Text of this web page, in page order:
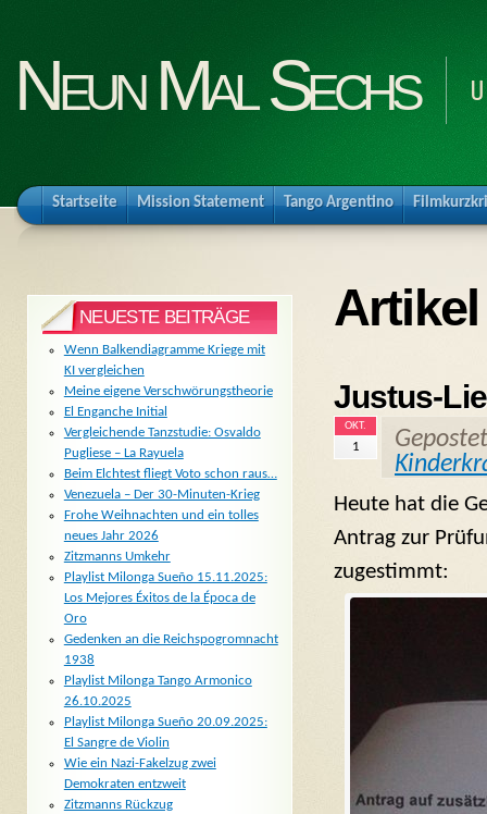
Neun Mal Sechs
Startseite Mission Statement Tango Argentino
Justus-
OKT.
1
Heute hat die
Antrag zur
zugestimmt:
NEUESTE BEITRÄGE
Wenn Balkendiagramme Kriege mit
KI vergleichen
Meine eigene Verschwörungstheorie
El Enganche Initial
Vergleichende Tanzstudie: Osvaldo
Pugliese – La Rayuela
Beim Elchtest fliegt Voto schon raus…
Venezuela – Der 30-Minuten-Krieg
Frohe Weihnachten und ein tolles
neues Jahr 2026
Zitzmanns Umkehr
Playlist Milonga Sueño 15.11.2025:
Los Mejores Éxitos de la Época de
Oro
Gedenken an die Reichspogromnacht
1938
Playlist Milonga Tango Armonico
26.10.2025
Playlist Milonga Sueño 20.09.2025:
El Sangre de Violin
Wie ein Nazi-Fakelzug zwei
Demokraten entzweit
Zitzmanns Rückzug